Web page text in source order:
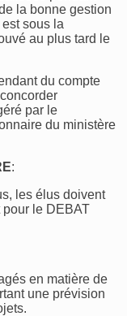
la bonne gestion
sous la
au plus tard le
du compte
par le
du ministère
:
les élus doivent
pour le DEBAT
en matière de
une prévision